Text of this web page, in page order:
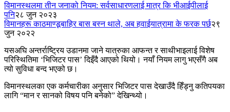
विमानस्थलमा तीन जनाको नियम: सर्वसाधारणलाई मात्र कि भीआईपीलाई
पनि२८ जुन २०२३
विमानहरू काठमाण्डूबाहिर बास बस्न थाले, अब हवाईयात्रामा के फरक पर्छ२९
जुन २०२२
यसअघि अन्तर्राष्ट्रिय उडानमा जाने यात्रुका आफन्त र साथीभाइलाई विशेष
परिस्थितिमा ‘भिजिटर पास’ दिइँदै आएको थियो। नयाँ नियम लागु भएसँगै अब
त्यो सुविधा बन्द भएको छ।
विमानस्थलका एक कर्मचारीका अनुसार भिजिटर पास देखाउँदै हिँड्नु कतिपयका
लागि “मान र सानको विषय पनि बनेको” देखिन्थ्यो।